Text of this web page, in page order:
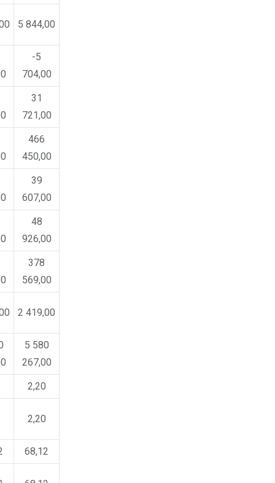
5 844,00
-5
704,00
31
721,00
466
450,00
39
607,00
48
926,00
378
569,00
2 419,00
5 580
267,00
2,20
2,20
68,12